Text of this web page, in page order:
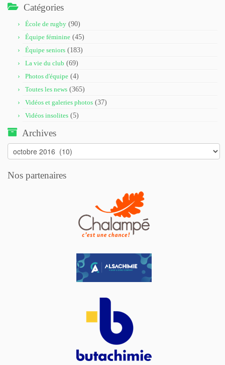
Catégories
École de rugby (90)
Équipe féminine (45)
Équipe seniors (183)
La vie du club (69)
Photos d'équipe (4)
Toutes les news (365)
Vidéos et galeries photos (37)
Vidéos insolites (5)
Archives
Archives
Nos partenaires